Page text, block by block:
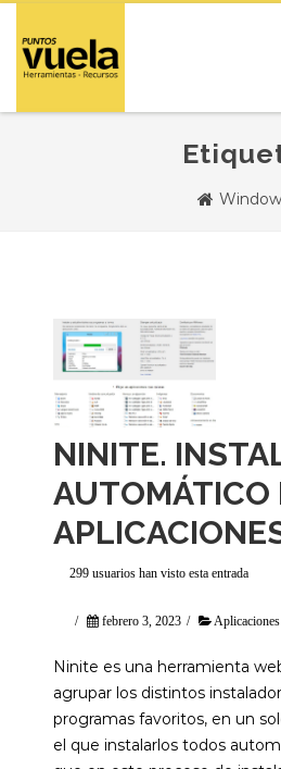
NINITE.
AUTOMÁTICO
299 usuarios han visto esta entrada
/ febrero 3, 2023 / Aplicaciones
Ninite es una herramienta
agrupar los distintos
programas favoritos, en un
el que instalarlos todos